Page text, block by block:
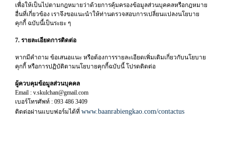
เพื่อให้เป็นไปตามกฎหมายว่าด้วยการคุ้มครองข้อมูลส่วนบุคคลหรือกฎหมาย
อื่นที่เกี่ยวข้อง เราจึงขอแนะนำให้ท่านตรวจสอบการเปลี่ยนแปลงนโยบาย
คุกกี้ ฉบับนี้เป็นระยะ ๆ
7. รายละเอียดการติดต่อ
หากมีคำถาม ข้อเสนอแนะ หรือต้องการรายละเอียดเพิ่มเติมเกี่ยวกับนโยบาย
คุกกี้ หรือการปฏิบัติตามนโยบายคุกกี้ฉบับนี้ โปรดติดต่อ
ผู้ควบคุมข้อมูลส่วนบุคคล
Email : v.skulchan@gmail.com
เบอร์โทรศัพท์ : 093 486 3409
ติดต่อผ่านแบบฟอร์มได้ที่ www.baanrabiengkao.com/contactus